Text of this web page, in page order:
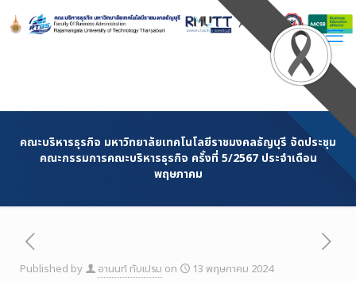
Content
คณะบริหารธุรกิจ มหาวิทยาลัยเทคโนโลยีราชมงคลธัญบุรี จัดประชุม
คณะกรรมการคณะบริหารธุรกิจ ครั้งที่ 5/2567 ประจำเดือน
พฤษภาคม
Published by อานนท์ ทับเปรม on 13 พฤษภาคม 2024